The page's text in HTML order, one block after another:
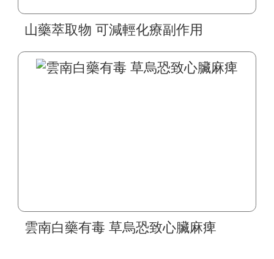
山藥萃取物 可減輕化療副作用
雲南白藥有毒 草烏恐致心臟麻痺